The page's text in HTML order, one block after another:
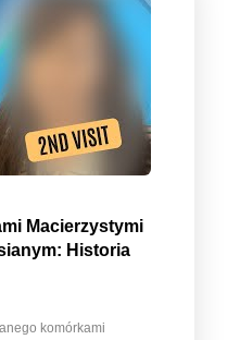
Macierzystymi
Historia
komórkami